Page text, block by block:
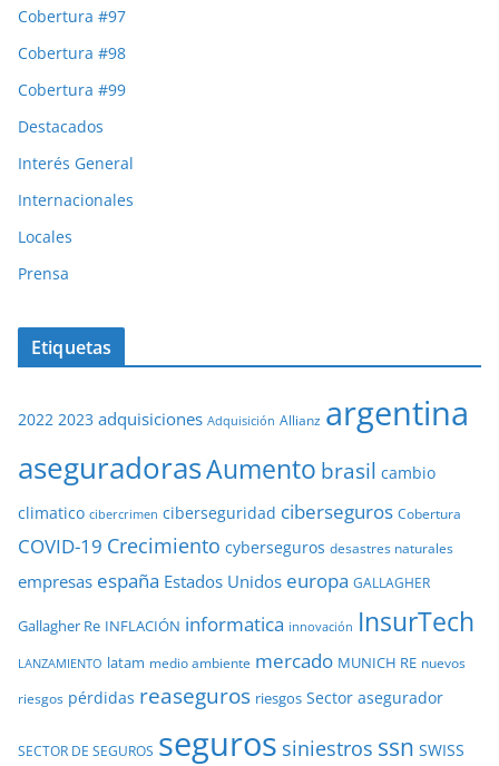
Cobertura #97
Cobertura #98
Cobertura #99
Destacados
Interés General
Internacionales
Locales
Prensa
Etiquetas
2022 2023 adquisiciones Adquisición Allianz argentina
aseguradorasAumento brasil cambio
climatico cibercrimen ciberseguridad ciberseguros Cobertura
COVID-19 Crecimiento cyberseguros desastres naturales
empresas españa Estados Unidos europa GALLAGHER
Gallagher Re INFLACIÓN informatica innovación InsurTech
LANZAMIENTO latam medio ambiente mercado MUNICH RE nuevos
riesgos pérdidas reaseguros riesgos Sector asegurador
SECTOR DE SEGUROS seguros siniestros ssn SWISS